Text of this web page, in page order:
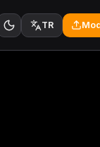
TR